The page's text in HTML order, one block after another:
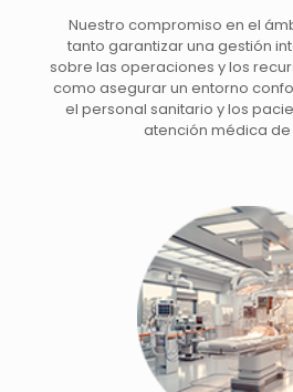
Nuestro compromiso en el
tanto garantizar una gestión
sobre las operaciones y los
como asegurar un entorno
el personal sanitario y los
atención médica